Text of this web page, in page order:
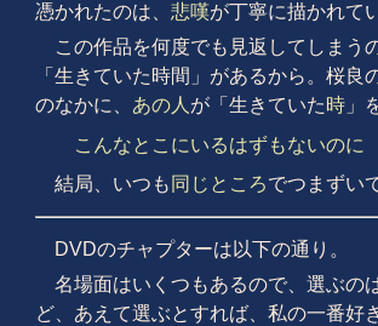
憑かれたのは、 悲嘆が丁寧に描かれて
この作品を何度でも見返してしまう
「生きていた時間」があるから。桜良
のなかに、 あの人が「生きていた時」
こんなとこにいるはずもないのに
結局、いつも 同じところでつまずい
DVDのチャプターは以下の通り。
名場面はいくつもあるので、選ぶの
ど、あえて選ぶとすれば、私の一番好